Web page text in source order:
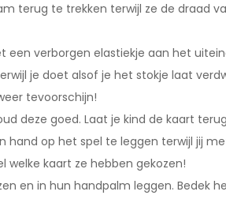
terug te trekken terwijl ze de draad
een verborgen elastiekje aan het
je doet alsof je het stokje laat
tevoorschijn!
deze goed. Laat je kind de kaart
hand op het spel te leggen terwijl jij
welke kaart ze hebben gekozen!
en in hun handpalm leggen. Bedek